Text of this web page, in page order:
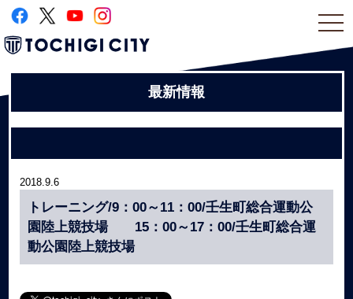
最新情報
2018.9.6
トレーニング/9：00～11：00/壬生町総合運動公
園陸上競技場 15：00～17：00/壬生町総合運
動公園陸上競技場